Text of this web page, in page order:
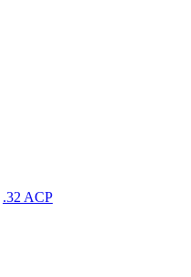
.32 ACP